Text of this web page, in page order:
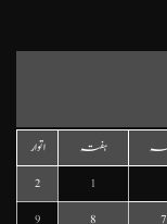
ہفتہ
اتوار
1
2
7
8
9